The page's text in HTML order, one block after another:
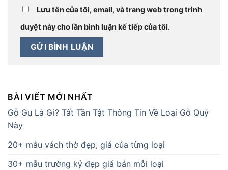
Lưu tên của tôi, email, và trang web trong trình
duyệt này cho lần bình luận kế tiếp của tôi.
BÀI VIẾT MỚI NHẤT
Gỗ Gụ Là Gì? Tất Tần Tật Thông Tin Về Loại Gỗ Quý
Này
20+ mẫu vách thờ đẹp, giá của từng loại
30+ mẫu trường kỷ đẹp giá bán mỗi loại